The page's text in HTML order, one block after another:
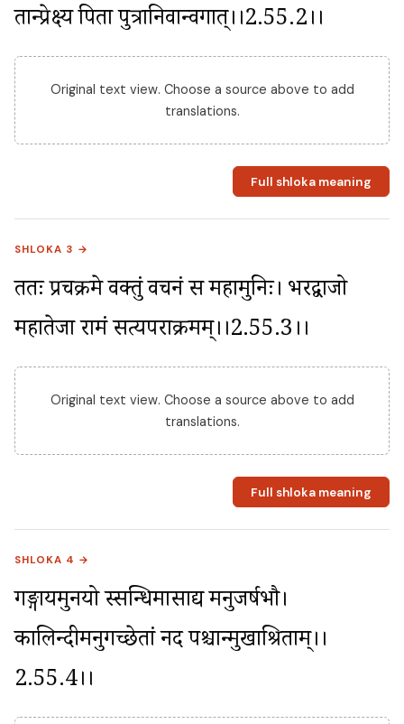
तान्प्रेक्ष्य पिता पुत्रानिवान्वगात्।।2.55.2।।
Original text view. Choose a source above to add
translations.
Full shloka meaning
SHLOKA 3 →
ततः प्रचक्रमे वक्तुं वचनं स महामुनिः। भरद्वाजो
महातेजा रामं सत्यपराक्रमम्।।2.55.3।।
Original text view. Choose a source above to add
translations.
Full shloka meaning
SHLOKA 4 →
गङ्गायमुनयो स्सन्धिमासाद्य मनुजर्षभौ।
कालिन्दीमनुगच्छेतां नदीं पश्चान्मुखाश्रिताम्।।
2.55.4।।